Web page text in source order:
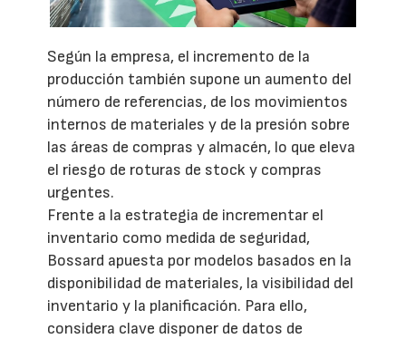
Según la empresa, el incremento de la
producción también supone un aumento del
número de referencias, de los movimientos
internos de materiales y de la presión sobre
las áreas de compras y almacén, lo que eleva
el riesgo de roturas de stock y compras
urgentes.
Frente a la estrategia de incrementar el
inventario como medida de seguridad,
Bossard apuesta por modelos basados en la
disponibilidad de materiales, la visibilidad del
inventario y la planificación. Para ello,
considera clave disponer de datos de